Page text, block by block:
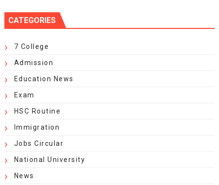
CATEGORIES
7 College
Admission
Education News
Exam
HSC Routine
Immigration
Jobs Circular
National University
News